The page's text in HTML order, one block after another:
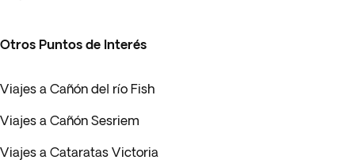
Otros Puntos de Interés
Viajes a Cañón del río Fish
Viajes a Cañón Sesriem
Viajes a Cataratas Victoria